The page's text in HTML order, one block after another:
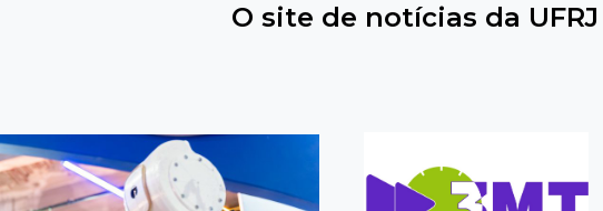
O site de notícias da UFRJ